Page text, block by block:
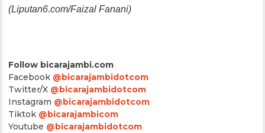
(Liputan6.com/Faizal Fanani)
Follow bicarajambi.com
Facebook @bicarajambidotcom
Twitter/X @bicarajambidotcom
Instagram @bicarajambidotcom
Tiktok @bicarajambicom
Youtube @bicarajambidotcom